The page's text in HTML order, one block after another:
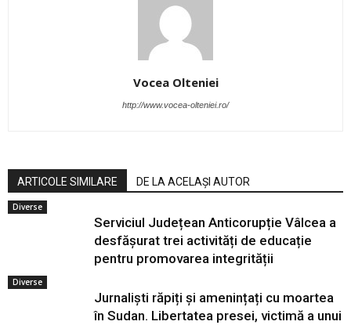
Vocea Olteniei
http://www.vocea-olteniei.ro/
ARTICOLE SIMILARE DE LA ACELAȘI AUTOR
Diverse
Serviciul Județean Anticorupție Vâlcea a
desfășurat trei activități de educație
pentru promovarea integrității
Diverse
Jurnaliști răpiți și amenințați cu moartea
în Sudan. Libertatea presei, victimă a unui